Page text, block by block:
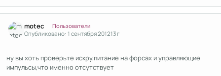
motec Пользователи
Опубликовано:1 сентября 201213 г
ну вы хоть проверьте искру,питание на форсах и управляющие
импульсы,что именно отсутствует